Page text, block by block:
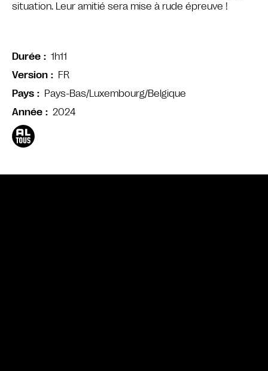
situation. Leur amitié sera mise à rude épreuve !
Durée
1h11
Version
FR
Pays
Pays-Bas/Luxembourg/Belgique
Année
2024